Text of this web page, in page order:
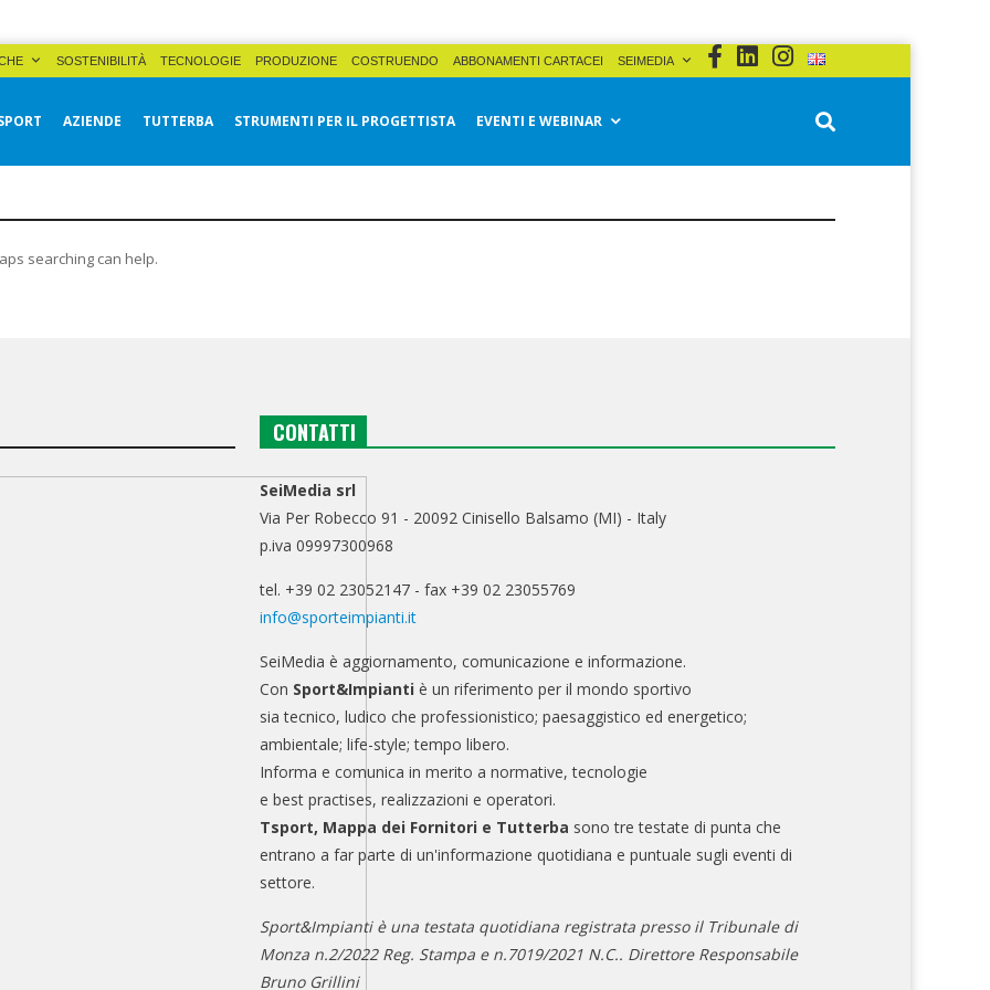
SOSTENIBILITÀ TECNOLOGIE PRODUZIONE COSTRUENDO ABBONAMENTI CARTACEI SEIMEDIA
AZIENDE TUTTERBA STRUMENTI PER IL PROGETTISTA EVENTI E WEBINAR
searching can help.
CONTATTI
SeiMedia srl
Via Per Robecco 91 - 20092 Cinisello Balsamo (MI) - Italy
p.iva 09997300968
tel. +39 02 23052147 - fax +39 02 23055769
info@sporteimpianti.it
SeiMedia è aggiornamento, comunicazione e informazione.
Con Sport&Impianti è un riferimento per il mondo sportivo
sia tecnico, ludico che professionistico; paesaggistico ed energetico;
ambientale; life-style; tempo libero.
Informa e comunica in merito a normative, tecnologie
e best practises, realizzazioni e operatori.
Tsport, Mappa dei Fornitori e Tutterba sono tre testate di punta che
entrano a far parte di un'informazione quotidiana e puntuale sugli eventi di
settore.
Sport&Impianti è una testata quotidiana registrata presso il Tribunale di
Monza n.2/2022 Reg. Stampa e n.7019/2021 N.C.. Direttore Responsabile
Bruno Grillini